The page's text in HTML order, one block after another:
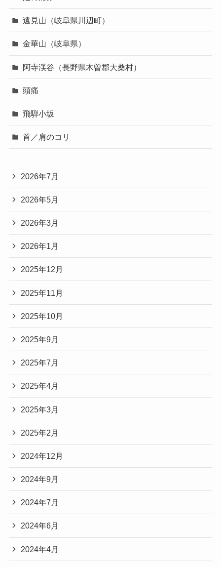
遠見山（岐阜県川辺町）
金華山（岐阜県）
阿寺渓谷（長野県木曽郡大桑村）
頭痛
飛騨小坂
首／肩のコリ
2026年7月
2026年5月
2026年3月
2026年1月
2025年12月
2025年11月
2025年10月
2025年9月
2025年7月
2025年4月
2025年3月
2025年2月
2024年12月
2024年9月
2024年7月
2024年6月
2024年4月